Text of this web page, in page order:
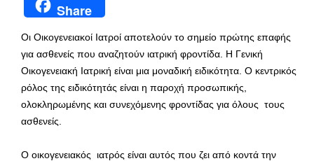
Share
Οι Οικογενειακοί Ιατροί αποτελούν το σημείο πρώτης επαφής
για ασθενείς που αναζητούν ιατρική φροντίδα. Η Γενική
Οικογενειακή Ιατρική είναι μια μοναδική ειδικότητα. Ο κεντρικός
ρόλος της ειδικότητάς είναι η παροχή προσωπικής,
ολοκληρωμένης και συνεχόμενης φροντίδας για όλους τους
ασθενείς.
Ο οικογενειακός ιατρός είναι αυτός που ζει από κοντά την